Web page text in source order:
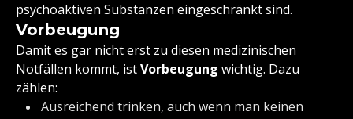
psychoaktiven Substanzen eingeschränkt sind.
Vorbeugung
Damit es gar nicht erst zu diesen medizinischen
Notfällen kommt, istVorbeugung wichtig. Dazu
zählen:
Ausreichend trinken, auch wenn man keinen